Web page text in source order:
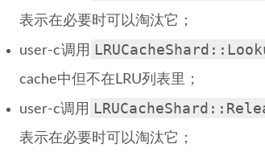
表示在必要时可以淘汰它；
user-c调用
cache中但不在LRU列表里；
user-c调用
表示在必要时可以淘汰它；